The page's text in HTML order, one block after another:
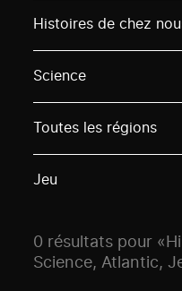
Histoires de chez
Science
Toutes les régions
Jeu
0 résultats pour
Science, Atlantic,